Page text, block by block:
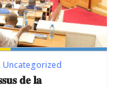
,Uncategorized
𝐝𝐞 𝐥𝐚